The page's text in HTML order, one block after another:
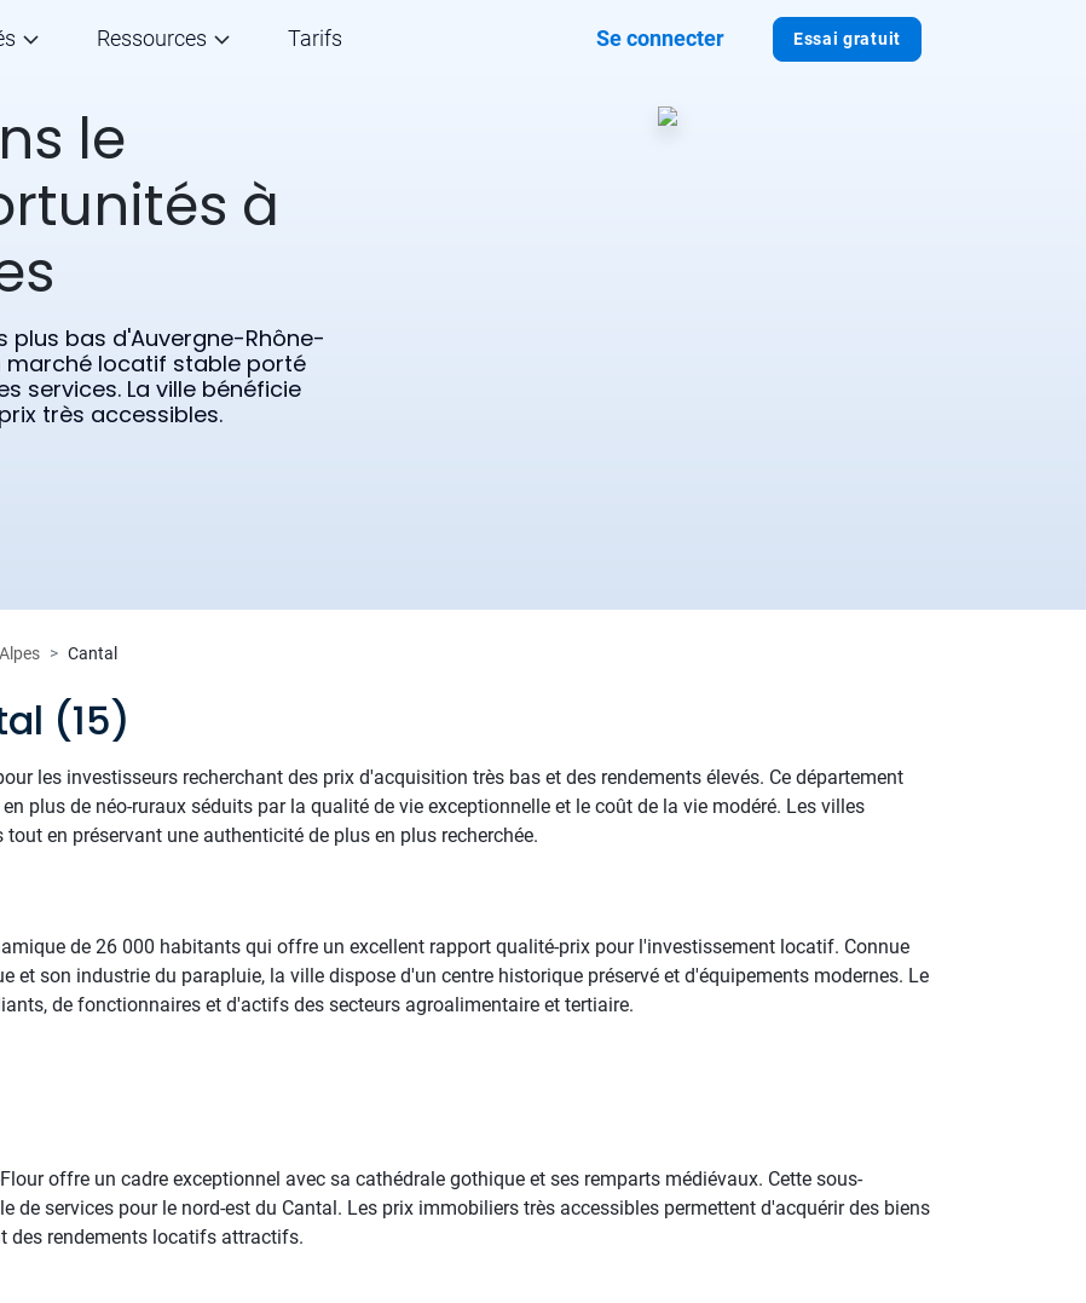
Essai gratuit
Ressources Tarifs Se connecter
le
à
plus bas d'Auvergne-Rhône-
locatif stable porté
services. La ville bénéficie
très accessibles.
Cantal
(15)
les investisseurs recherchant des prix d'acquisition très bas et des rendements élevés. Ce département
plus de néo-ruraux séduits par la qualité de vie exceptionnelle et le coût de la vie modéré. Les villes
en préservant une authenticité de plus en plus recherchée.
de 26 000 habitants qui offre un excellent rapport qualité-prix pour l'investissement locatif. Connue
et son industrie du parapluie, la ville dispose d'un centre historique préservé et d'équipements modernes. Le
de fonctionnaires et d'actifs des secteurs agroalimentaire et tertiaire.
offre un cadre exceptionnel avec sa cathédrale gothique et ses remparts médiévaux. Cette sous-
de services pour le nord-est du Cantal. Les prix immobiliers très accessibles permettent d'acquérir des biens
des rendements locatifs attractifs.